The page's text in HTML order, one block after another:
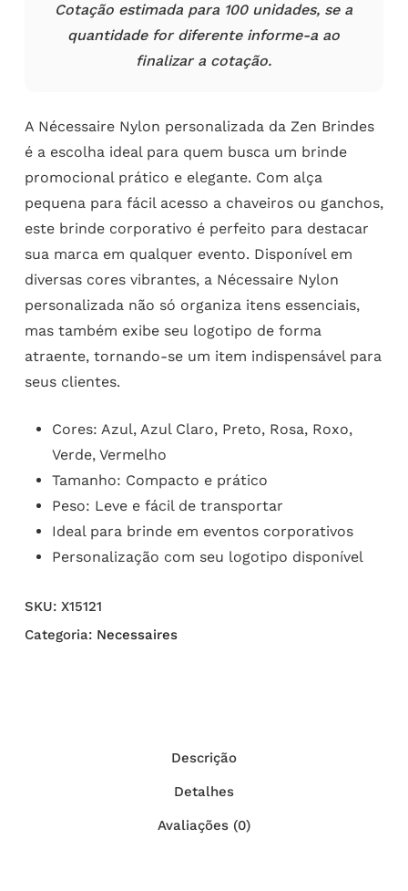
Cotação estimada para 100 unidades, se a
quantidade for diferente informe-a ao
finalizar a cotação.
A Nécessaire Nylon personalizada da Zen Brindes
é a escolha ideal para quem busca um brinde
promocional prático e elegante. Com alça
pequena para fácil acesso a chaveiros ou ganchos,
este brinde corporativo é perfeito para destacar
sua marca em qualquer evento. Disponível em
diversas cores vibrantes, a Nécessaire Nylon
personalizada não só organiza itens essenciais,
mas também exibe seu logotipo de forma
atraente, tornando-se um item indispensável para
seus clientes.
Cores: Azul, Azul Claro, Preto, Rosa, Roxo,
Verde, Vermelho
Tamanho: Compacto e prático
Peso: Leve e fácil de transportar
Ideal para brinde em eventos corporativos
Personalização com seu logotipo disponível
SKU: X15121
Categoria: Necessaires
Descrição
Detalhes
Avaliações (0)